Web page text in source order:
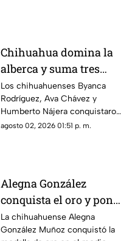
Chihuahua domina la
alberca y suma tres
oros en Santo Domingo
2026
Los chihuahuenses Byanca
Rodríguez, Ava Chávez y
Humberto Nájera conquistaron
tres medallas de oro en la
agosto 02, 2026 01:51 p. m.
Alegna González
conquista el oro y pone
en alto a Chihuahua en
Santo Domingo
La chihuahuense Alegna
González Muñoz conquistó la